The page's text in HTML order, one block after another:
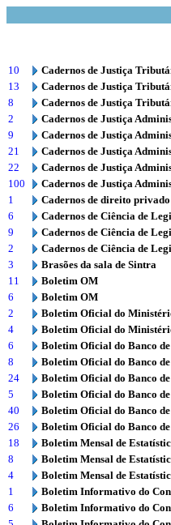
10
Cadernos de Justiça
13
Cadernos de Justiça
8
Cadernos de Justiça
2
Cadernos de Justiça
9
Cadernos de Justiça
21
Cadernos de Justiça
22
Cadernos de Justiça
100
Cadernos de Justiça
1
Cadernos de direito privado
6
Cadernos de Ciência de
9
Cadernos de Ciência de
2
Cadernos de Ciência de
3
Brasões da sala de Sintra
11
Boletim OM
6
Boletim OM
2
Boletim Oficial do
4
Boletim Oficial do
6
Boletim Oficial do Banco
8
Boletim Oficial do Banco
24
Boletim Oficial do Banco
5
Boletim Oficial do Banco
40
Boletim Oficial do Banco
26
Boletim Oficial do Banco
18
Boletim Mensal de
8
Boletim Mensal de
4
Boletim Mensal de
1
Boletim Informativo do
6
Boletim Informativo do